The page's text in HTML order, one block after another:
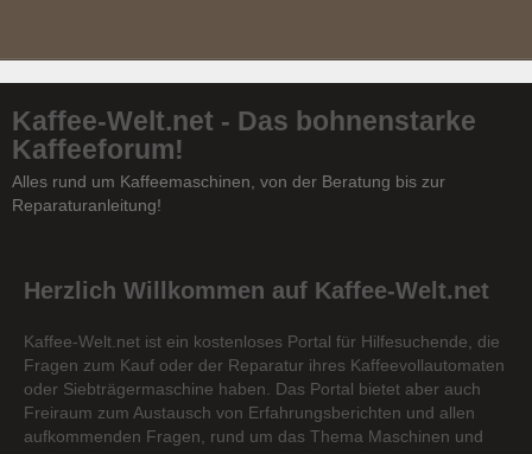
Kaffee-Welt.net - Das bohnenstarke
Kaffeeforum!
Alles rund um Kaffeemaschinen, von der Beratung bis zur
Reparaturanleitung!
Herzlich Willkommen auf Kaffee-Welt.net
Kaffee-Welt.net ist ein kostenloses Portal für Hilfesuchende, die
Fragen zum Kauf oder der Reparatur ihres Kaffeevollautomaten
oder Siebträgermaschine haben. Das Portal bietet aber auch
Freiraum zum Austausch von Erfahrungsberichten und allen
aufkommenden Fragen, rund um das Thema Maschinen und